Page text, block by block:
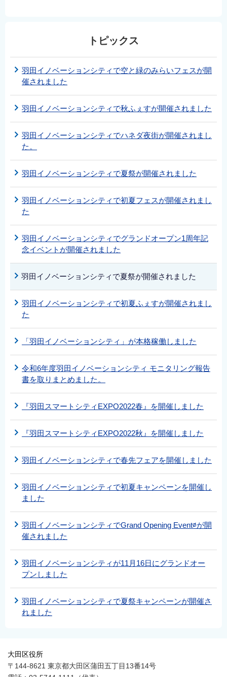
トピックス
羽田イノベーションシティで空と緑のみらいフェスが開
催されました
羽田イノベーションシティで秋ふぇすが開催されました
羽田イノベーションシティでハネダ夜街が開催されまし
た。
羽田イノベーションシティで夏祭が開催されました
羽田イノベーションシティで初夏フェスが開催されまし
た
羽田イノベーションシティでグランドオープン1周年記
念イベントが開催されました
羽田イノベーションシティで夏祭が開催されました
羽田イノベーションシティで初夏ふぇすが開催されまし
た
「羽田イノベーションシティ」が本格稼働しました
令和6年度羽田イノベーションシティ モニタリング報告
書を取りまとめました。
『羽田スマートシティEXPO2022春』を開催しました
『羽田スマートシティEXPO2022秋』を開催しました
羽田イノベーションシティで春先フェアを開催しました
羽田イノベーションシティで初夏キャンペーンを開催し
ました
羽田イノベーションシティでGrand Opening Event∅が開
催されました
羽田イノベーションシティが11月16日にグランドオー
プンしました
羽田イノベーションシティで夏祭キャンペーンが開催さ
れました
大田区役所
〒144-8621 東京都大田区蒲田五丁目13番14号